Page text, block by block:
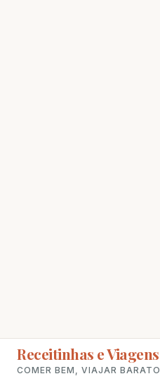
Receitinhas e Viagens
COMER BEM, VIAJAR BARATO